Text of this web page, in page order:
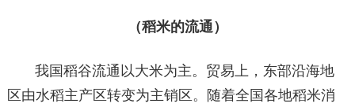
（稻米的流通）
我国稻谷流通以大米为主。贸易上，东部沿海地
区由水稻主产区转变为主销区。随着全国各地稻米消